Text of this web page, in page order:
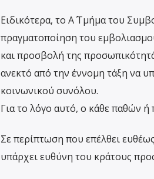
Ειδικότερα, το Α΄ Τμήμα του
πραγματοποίηση του
και προσβολή της
ανεκτό από την έννομη τάξη να
κοινωνικού συνόλου.
Για το λόγο αυτό, ο κάθε παθών
Σε περίπτωση που επέλθει
υπάρχει ευθύνη του κράτους